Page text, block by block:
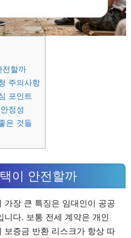
전할까
주의사항
포인트
정성
은 것들
이 안전할까
가장 큰 특징은 임대인이 공공
니다. 보통 전세 계약은 개인
보증금 반환 리스크가 항상 따